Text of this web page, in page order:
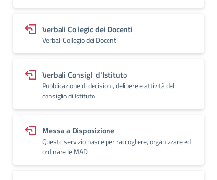
Verbali Collegio dei Docenti
Verbali Collegio dei Docenti
Verbali Consigli d'Istituto
Pubblicazione di decisioni, delibere e attività del
consiglio di Istituto
Messa a Disposizione
Questo servizio nasce per raccogliere, organizzare ed
ordinare le MAD